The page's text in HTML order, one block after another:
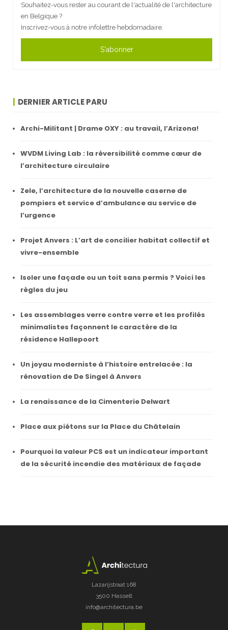
Souhaitez-vous rester au courant de l'actualité de l'architecture
en Belgique ?
Inscrivez-vous à notre infolettre hebdomadaire.
S'abonner
DERNIER ARTICLE PARU
Archi-Militant | Drame OXY : au travail, l’Arizona!
WVDM Living Lab : la réversibilité comme cœur de
l’architecture circulaire
Zele, l’architecture de la nouvelle caserne de
pompiers et service d’ambulance au service de
l’urgence
Projet Anvers : L’art de concilier habitat collectif et
vivre-ensemble
Isoler une façade ou un toit sans permis ? Voici les
règles du jeu
Les assemblages verre contre verre et les profilés
minimalistes façonnent le caractère de la
résidence Hallepoort
Un joyau moderniste à l’histoire entrelacée : la
rénovation de De Singel à Anvers
La renaissance de la Cimenterie Delwart
Place aux piétons sur la Place du Châtelain
Pourquoi la valeur PCS est un indicateur important
de la sécurité incendie des matériaux de façade
Lazarijstraat 168
3500 Hasselt
info@architectura.be